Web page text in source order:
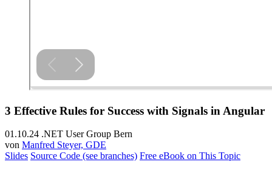
3 Effective Rules for Success with Signals in Angular
01.10.24 .NET User Group Bern
von Manfred Steyer, GDE
Slides Source Code (see branches) Free eBook on This Topic